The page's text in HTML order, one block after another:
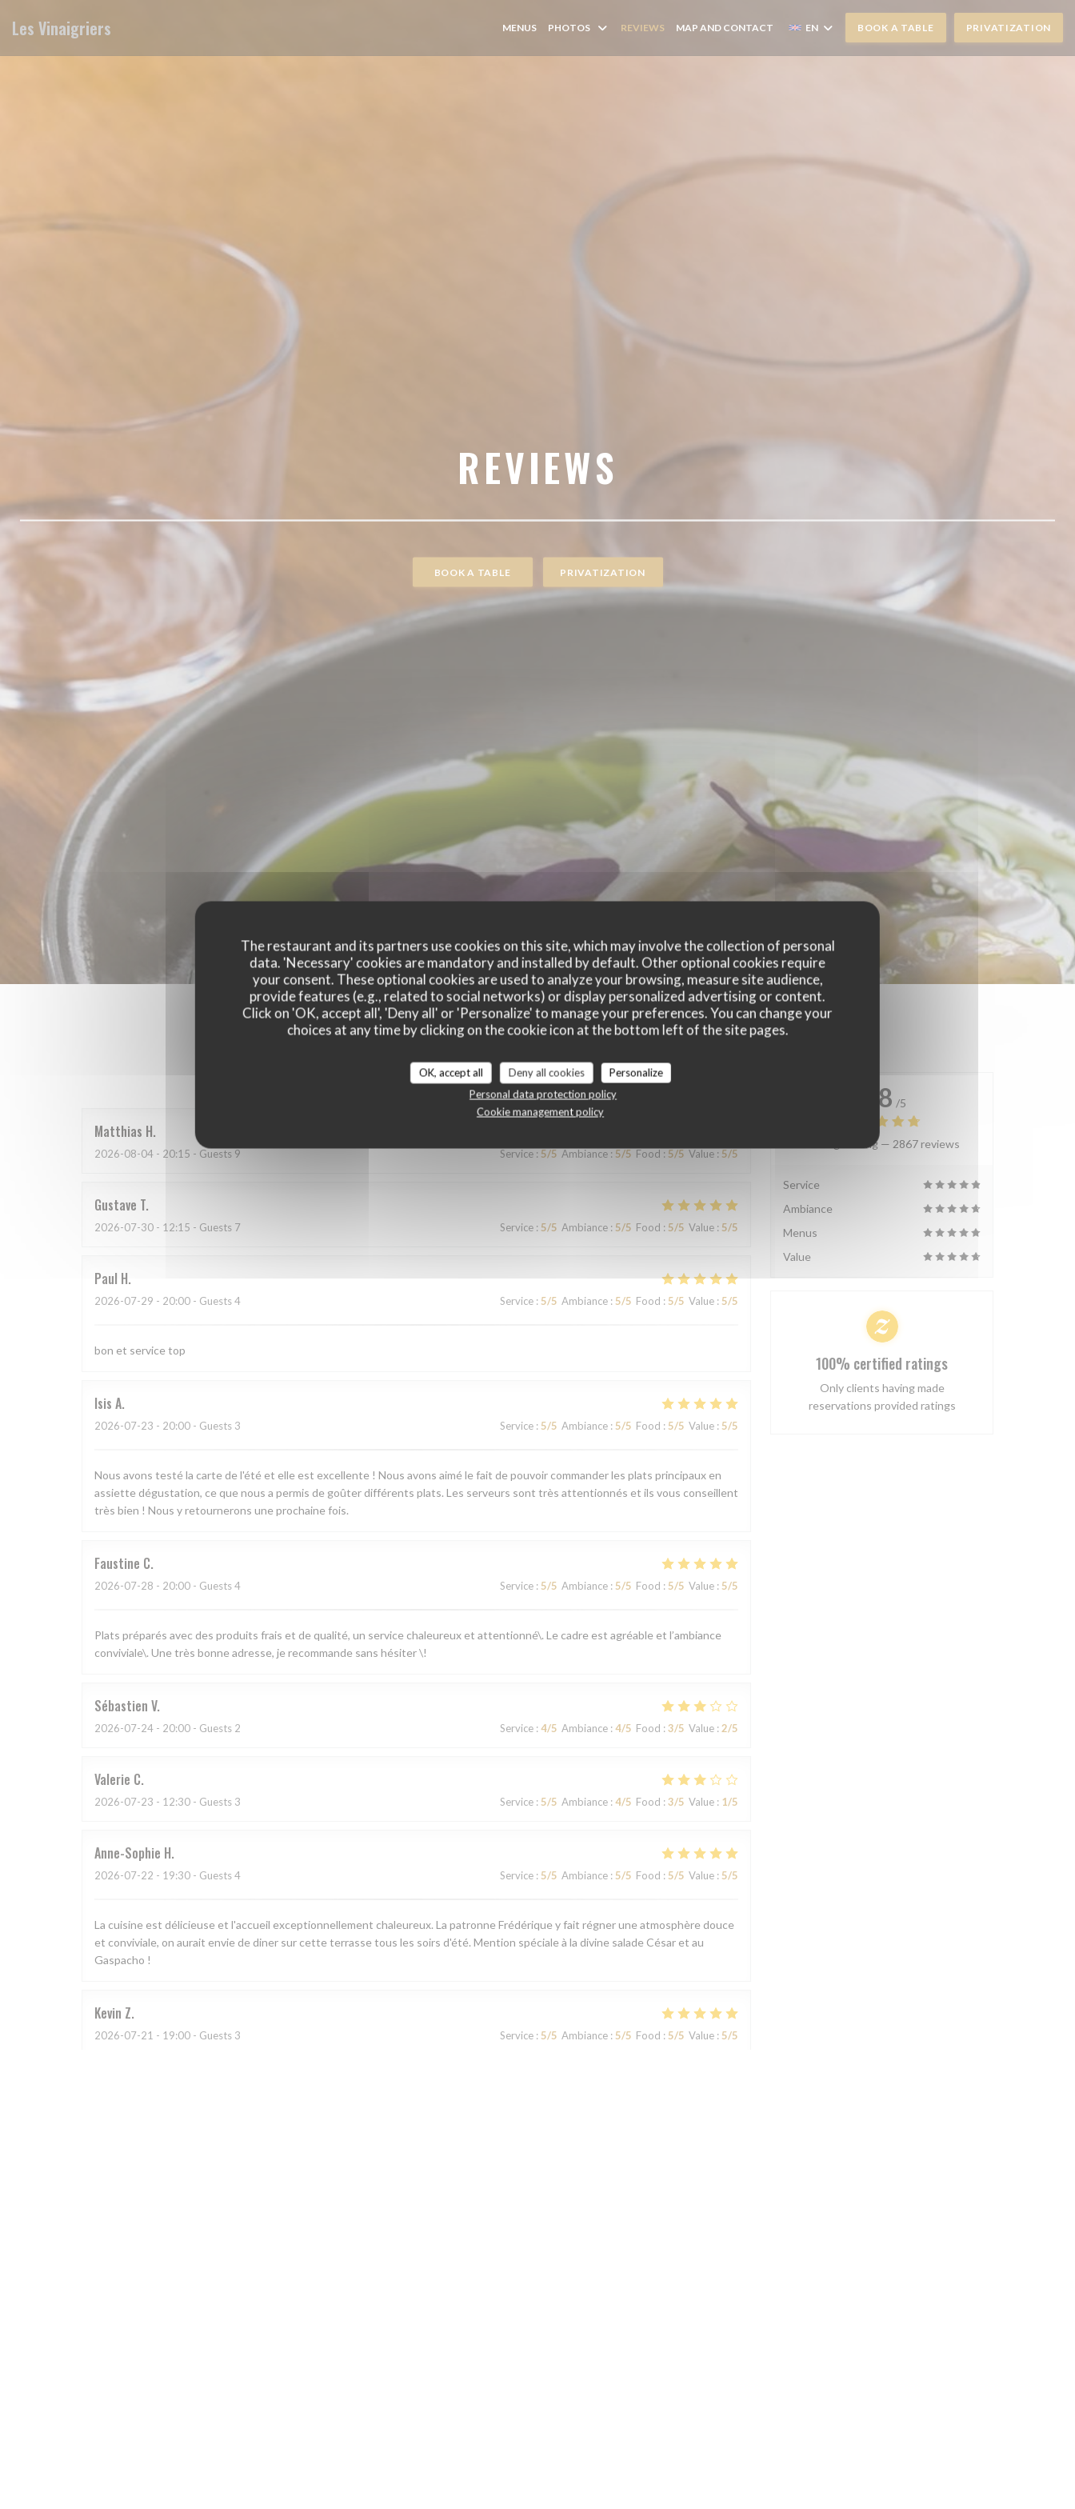
The restaurant and its partners use cookies on this site, which may involve the collection of personal
data. 'Necessary' cookies are mandatory and installed by default. Other optional cookies require
your consent. These optional cookies are used to analyze your browsing, measure site audience,
provide features (e.g., related to social networks) or display personalized advertising or content.
Click on 'OK, accept all', 'Deny all' or 'Personalize' to manage your preferences. You can change your
choices at any time by clicking on the cookie icon at the bottom left of the site pages.
OK, accept all Deny all cookies
Personalize
Personal data protection policy
Cookie management policy
Les Vinaigriers MENUS PHOTOS REVIEWS MAP AND CONTACT EN BOOK A TABLE PRIVATIZATION
REVIEWS
BOOK A TABLE PRIVATIZATION
Our customer ratings
Matthias H
2026-08-04 - 20:15 - Guests 9 Service : 5/5 Ambiance : 5/5 Food : 5/5 Value : 5/5
Gustave T
2026-07-30 - 12:15 - Guests 7 Service : 5/5 Ambiance : 5/5 Food : 5/5 Value : 5/5
Paul H
2026-07-29 - 20:00 - Guests 4 Service : 5/5 Ambiance : 5/5 Food : 5/5 Value : 5/5
bon et service top
Isis A
2026-07-23 - 20:00 - Guests 3 Service : 5/5 Ambiance : 5/5 Food : 5/5 Value : 5/5
Nous avons testé la carte de l'été et elle est excellente ! Nous avons aimé le fait de pouvoir commander les plats principaux en
assiette dégustation, ce que nous a permis de goûter différents plats. Les serveurs sont très attentionnés et ils vous conseillent
très bien ! Nous y retournerons une prochaine fois.
Faustine C
2026-07-28 - 20:00 - Guests 4 Service : 5/5 Ambiance : 5/5 Food : 5/5 Value : 5/5
Plats préparés avec des produits frais et de qualité, un service chaleureux et attentionné\. Le cadre est agréable et l’ambiance
conviviale\. Une très bonne adresse, je recommande sans hésiter \!
Sébastien V
2026-07-24 - 20:00 - Guests 2 Service : 4/5 Ambiance : 4/5 Food : 3/5 Value : 2/5
Valerie C
2026-07-23 - 12:30 - Guests 3 Service : 5/5 Ambiance : 4/5 Food : 3/5 Value : 1/5
Anne-Sophie H
2026-07-22 - 19:30 - Guests 4 Service : 5/5 Ambiance : 5/5 Food : 5/5 Value : 5/5
La cuisine est délicieuse et l'accueil exceptionnellement chaleureux. La patronne Frédérique y fait régner une atmosphère douce
et conviviale, on aurait envie de diner sur cette terrasse tous les soirs d'été. Mention spéciale à la divine salade César et au
Gaspacho !
Kevin Z
2026-07-21 - 19:00 - Guests 3 Service : 5/5 Ambiance : 5/5 Food : 5/5 Value : 5/5
4.8 /5
Average rating — 2867 reviews
Service
Ambiance
Menus
Value
100% certified ratings
Only clients having made
reservations provided ratings